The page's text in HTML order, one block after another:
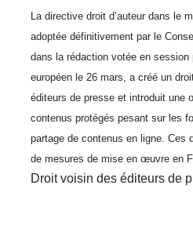
La directive droit d’auteur dans le
adoptée définitivement par le
dans la rédaction votée en session
européen le 26 mars, a créé un
éditeurs de presse et introduit une
contenus protégés pesant sur les
partage de contenus en ligne. Ces
de mesures de mise en œuvre en
Droit voisin des éditeurs de